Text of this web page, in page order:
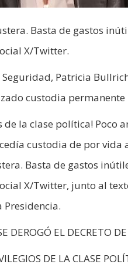
Basta de gastos
X/Twitter.
Patricia
custodia
de la clase política!
custodia de por
Basta de gastos
X/Twitter, junto al
Presidencia.
DEROGÓ EL DECRETO
DE LA CLASE